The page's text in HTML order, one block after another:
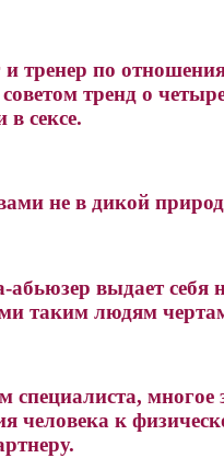
и тренер по
тренд о
сексе.
не в дикой
выдает себя
таким людям
специалиста, многое
человека к